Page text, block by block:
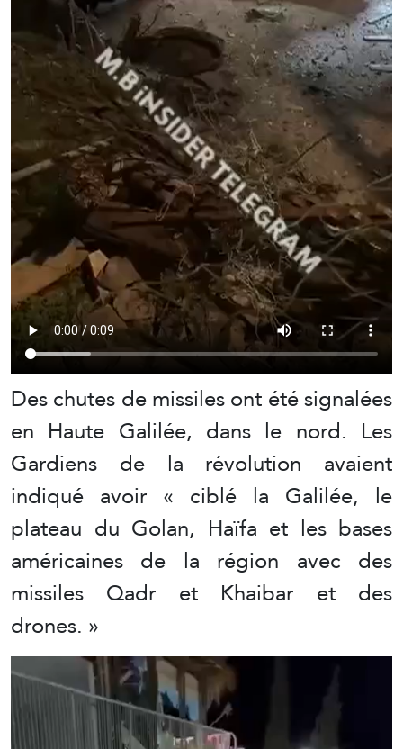
Des chutes de missiles ont été signalées
en Haute Galilée, dans le nord. Les
Gardiens de la révolution avaient
indiqué avoir « ciblé la Galilée, le
plateau du Golan, Haïfa et les bases
américaines de la région avec des
missiles Qadr et Khaibar et des
drones. »